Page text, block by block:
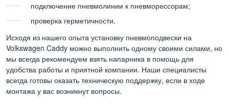
подключение пневмолинии к пневморессорам;
проверка герметичности.
Исходя из нашего опыта установку пневмоподвески на
Volkswagen Caddy можно выполнить одному своими силами, но
мы всегда рекомендуем взять напарника в помощь для
удобства работы и приятной компании. Наши специалисты
всегда готовы оказать техническую поддержку, если в ходе
монтажа у вас возникнут вопросы.